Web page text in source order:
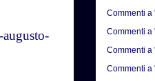
Commenti a
Commenti a
Commenti a
Commenti a